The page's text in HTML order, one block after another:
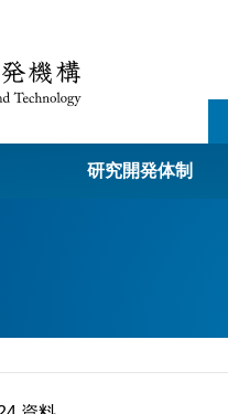
研究開発体制
量子医科学研究所